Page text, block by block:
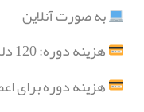
به صورت آنلاین
هزینه دوره: 120 دلار برای تمامی علاقمندان
هزینه دوره برای اعضا: